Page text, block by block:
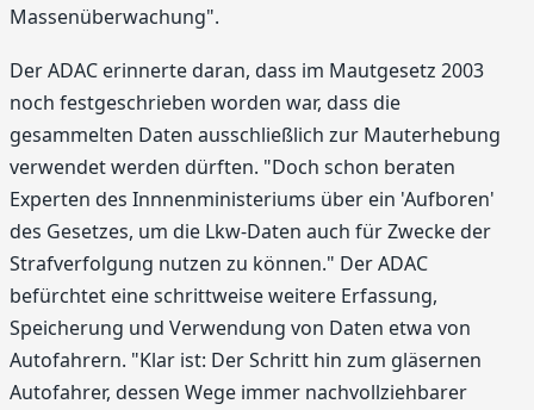
Massenüberwachung".
Der ADAC erinnerte daran, dass im Mautgesetz 2003
noch festgeschrieben worden war, dass die
gesammelten Daten ausschließlich zur Mauterhebung
verwendet werden dürften. "Doch schon beraten
Experten des Innnenministeriums über ein 'Aufboren'
des Gesetzes, um die Lkw-Daten auch für Zwecke der
Strafverfolgung nutzen zu können." Der ADAC
befürchtet eine schrittweise weitere Erfassung,
Speicherung und Verwendung von Daten etwa von
Autofahrern. "Klar ist: Der Schritt hin zum gläsernen
Autofahrer, dessen Wege immer nachvollziehbarer